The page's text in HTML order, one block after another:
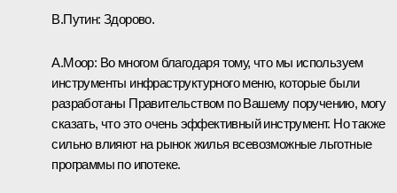
В.Путин: Здорово.
А.Моор: Во многом благодаря тому, что мы используем
инструменты инфраструктурного меню, которые были
разработаны Правительством по Вашему поручению, могу
сказать, что это очень эффективный инструмент. Но также
сильно влияют на рынок жилья всевозможные льготные
программы по ипотеке.